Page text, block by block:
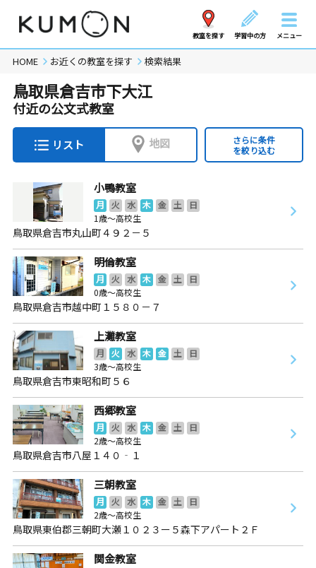
教室を探す 学習中の方 メニュー
HOME お近くの教室を探す 検索結果
鳥取県倉吉市下大江
付近の公文式教室
リスト 地図
さらに条件
を絞り込む
小鴨教室
月 火 水 木 金 土
日
1歳～高校生
鳥取県倉吉市丸山町４９２－５
明倫教室
月 火 水 木 金 土
日
0歳～高校生
鳥取県倉吉市越中町１５８０－７
上灘教室
月 火 水 木 金 土
日
3歳～高校生
鳥取県倉吉市東昭和町５６
西郷教室
月 火 水 木 金 土
日
2歳～高校生
鳥取県倉吉市八屋１４０‐１
三朝教室
月 火 水 木 金 土
日
2歳～高校生
鳥取県東伯郡三朝町大瀬１０２３ー５森下アパート２Ｆ
関金教室